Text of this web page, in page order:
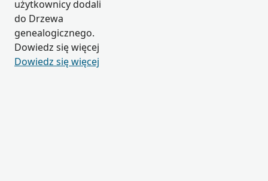
użytkownicy dodali
do Drzewa
genealogicznego.
Dowiedz się więcej
Dowiedz się więcej